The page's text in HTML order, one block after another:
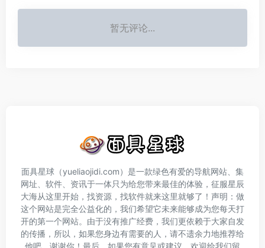
暂无评论...
面具星球（yueliaojidi.com）是一款绿色有爱的导航网站、集
网址、软件、资讯于一体只为给您带来最佳的体验，征服星辰
大海从这里开始，找资源，找软件就来这里就够了！声明：做
这个网站是完全公益化的，我们希望它未来能够成为您每天打
开的第一个网站。由于没有推广经费，我们更依赖于大家自发
的传播，所以，如果您身边有需要的人，请不遗余力地推荐给
他吧，谢谢你！最后，如果您有意见或建议，欢迎给我们留